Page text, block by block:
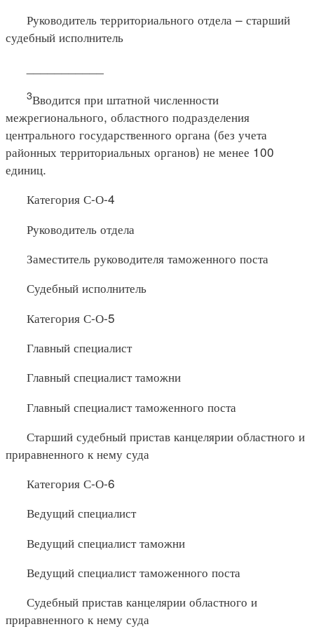
Руководитель территориального отдела – старший
судебный исполнитель
3Вводится при штатной численности
межрегионального, областного подразделения
центрального государственного органа (без учета
районных территориальных органов) не менее 100
единиц.
Категория С-О-4
Руководитель отдела
Заместитель руководителя таможенного поста
Судебный исполнитель
Категория С-О-5
Главный специалист
Главный специалист таможни
Главный специалист таможенного поста
Старший судебный пристав канцелярии областного и
приравненного к нему суда
Категория С-О-6
Ведущий специалист
Ведущий специалист таможни
Ведущий специалист таможенного поста
Судебный пристав канцелярии областного и
приравненного к нему суда